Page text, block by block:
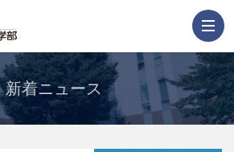
新着ニュース